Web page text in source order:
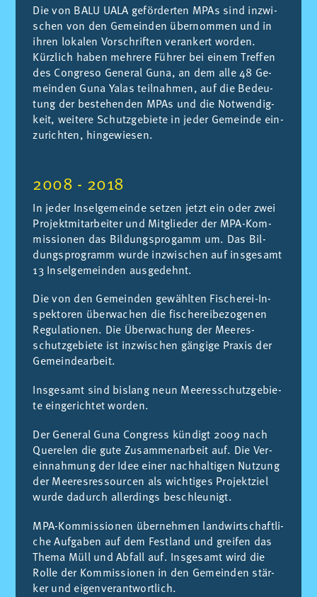
Die von BALU UALA ge­för­der­ten MPAs sind in­zwi­
schen von den Ge­mein­den über­nom­men und in
ih­ren lo­ka­len Vor­schrif­ten ver­an­kert wor­den.
Kürz­lich ha­ben meh­re­re Füh­rer bei ei­nem Tref­fen
des Con­gre­so Ge­ne­ral Guna, an dem alle 48 Ge­
mein­den Guna Yalas teil­nah­men, auf die Be­deu­
tung der be­ste­hen­den MPAs und die Not­wen­dig­
keit, wei­te­re Schutz­ge­bie­te in je­der Ge­mein­de ein­
zu­rich­ten, hin­ge­wie­sen.
2008 - 2018
In je­der In­sel­ge­mein­de set­zen jetzt ein oder zwei
Pro­jekt­mit­ar­bei­ter und Mit­glie­der der MPA-Kom­
mis­sio­nen das Bil­dungs­pro­gamm um. Das Bil­
dungs­pro­gramm wur­de in­zwi­schen auf ins­ge­samt
13 In­sel­ge­mein­den aus­ge­dehnt.
Die von den Ge­mein­den ge­wähl­ten Fi­sche­rei-In­
spek­to­ren über­wa­chen die fi­sche­rei­be­zo­ge­nen
Re­gu­la­tio­nen. Die Über­wa­chung der Mee­res­
schutz­ge­bie­te ist in­zwi­schen gän­gi­ge Pra­xis der
Ge­mein­de­ar­beit.
Ins­ge­samt sind bis­lang neun Mee­res­schutz­ge­bie­
te ein­ge­rich­tet wor­den.
Der Ge­ne­ral Guna Con­gress kün­digt 2009 nach
Que­re­len die gute Zu­sam­men­ar­beit auf. Die Ver­
ein­nah­mung der Idee ei­ner nach­hal­ti­gen Nut­zung
der Mee­res­res­sour­cen als wich­ti­ges Pro­jekt­ziel
wur­de da­durch al­ler­dings be­schleu­nigt.
MPA-Kom­mis­sio­nen über­neh­men land­wirt­schaft­li­
che Auf­ga­ben auf dem Fest­land und grei­fen das
The­ma Müll und Ab­fall auf. Ins­ge­samt wird die
Rol­le der Kom­mis­sio­nen in den Ge­mein­den stär­
ker und ei­gen­ver­ant­wort­lich.